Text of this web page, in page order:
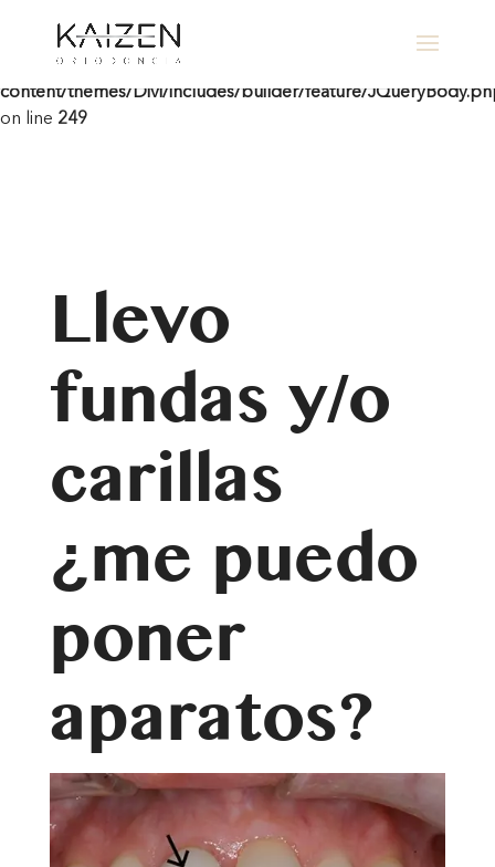
Warning: Undefined array key "contact-form-7" in
/home/clients/205d9b6b35a3eae8ee41a9b895e668f2/sites/
content/themes/Divi/includes/builder/feature/
on line 249
Llevo
fundas y/o
carillas
¿me puedo
poner
aparatos?